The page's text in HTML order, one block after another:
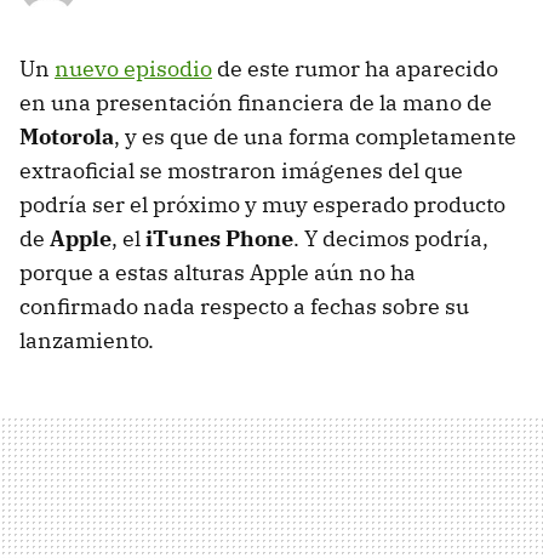
Un nuevo episodio de este rumor ha aparecido
en una presentación financiera de la mano de
Motorola, y es que de una forma completamente
extraoficial se mostraron imágenes del que
podría ser el próximo y muy esperado producto
de Apple, eliTunes Phone. Y decimos podría,
porque a estas alturas Apple aún no ha
confirmado nada respecto a fechas sobre su
lanzamiento.